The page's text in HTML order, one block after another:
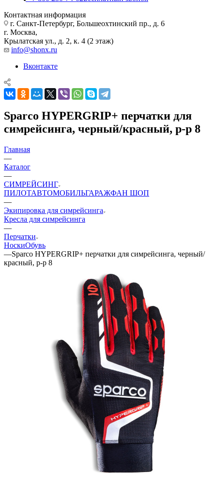
Контактная информация
г. Санкт-Петербург, Большеохтинский пр., д. 6
г. Москва,
Крылатская ул., д. 2, к. 4 (2 этаж)
info@shonx.ru
Вконтакте
Sparco HYPERGRIP+ перчатки для
симрейсинга, черный/красный, р-р 8
Главная
—
Каталог
—
СИМРЕЙСИНГ
ПИЛОТАВТОМОБИЛЬГАРАЖФАН ШОП
—
Экипировка для симрейсинга
Кресла для симрейсинга
—
Перчатки
НоскиОбувь
—Sparco HYPERGRIP+ перчатки для симрейсинга, черный/
красный, р-р 8